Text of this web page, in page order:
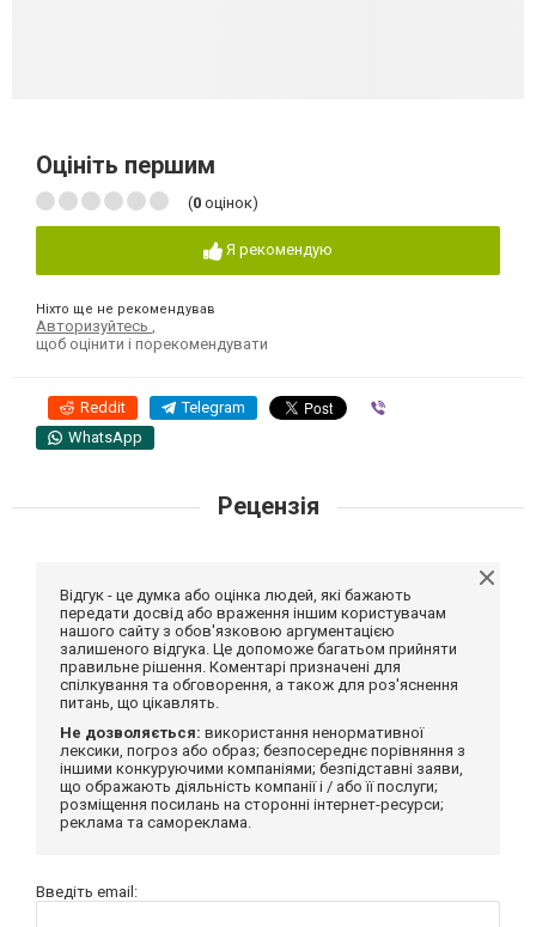
Оцініть першим
(0 оцінок)
Я рекомендую
Ніхто ще не рекомендував
Авторизуйтесь
щоб оцінити і порекомендувати
Reddit Telegram
WhatsApp
Рецензія
Відгук - це думка або оцінка людей, які бажають
передати досвід або враження іншим користувачам
нашого сайту з обов'язковою аргументацією
залишеного відгука. Це допоможе багатьом прийняти
правильне рішення. Коментарі призначені для
спілкування та обговорення, а також для роз'яснення
питань, що цікавлять.
Не дозволяється: використання ненормативної
лексики, погроз або образ; безпосереднє порівняння з
іншими конкуруючими компаніями; безпідставні заяви,
що ображають діяльність компанії і / або її послуги;
розміщення посилань на сторонні інтернет-ресурси;
реклама та самореклама.
Введіть email: